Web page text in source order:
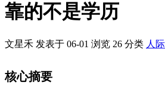
靠的不是学历
文星禾 发表于 06-01 浏览 26 分类 人
核心摘要